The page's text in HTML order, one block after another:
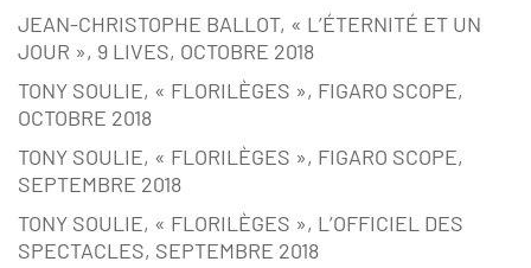
JEAN-CHRISTOPHE BALLOT, « L’ÉTERNITÉ ET UN
JOUR », 9 LIVES, OCTOBRE 2018
TONY SOULIE, « FLORILÈGES », FIGARO SCOPE,
OCTOBRE 2018
TONY SOULIE, « FLORILÈGES », FIGARO SCOPE,
SEPTEMBRE 2018
TONY SOULIE, « FLORILÈGES », L’OFFICIEL DES
SPECTACLES, SEPTEMBRE 2018